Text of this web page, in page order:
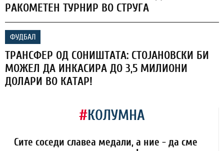
РАКОМЕТЕН ТУРНИР ВО СТРУГА
ФУДБАЛ
ТРАНСФЕР ОД СОНИШТАТА: СТОЈАНОВСКИ БИ
МОЖЕЛ ДА ИНКАСИРА ДО 3,5 МИЛИОНИ
ДОЛАРИ ВО КАТАР!
#КОЛУМНА
Сите соседи славеа медали, а ние - да сме